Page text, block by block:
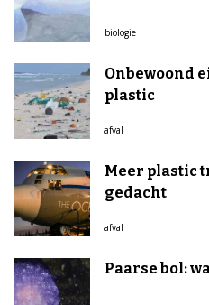
biologie
Onbewoond
plastic
afval
Meer plastic
gedacht
afval
Paarse bol: